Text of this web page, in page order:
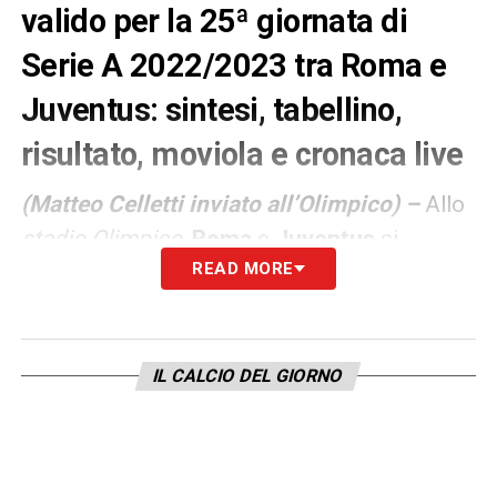
valido per la 25ª giornata di
Serie A 2022/2023 tra Roma e
Juventus: sintesi, tabellino,
risultato, moviola e cronaca live
(Matteo Celletti inviato all’Olimpico) –Allo
stadio Olimpico,
Roma Juventus
affrontano per la 25esima giornata
LA PLAYLIST DELLE NOSTRE TOP NEWS
READ MORE
IL CALCIO DEL GIORNO